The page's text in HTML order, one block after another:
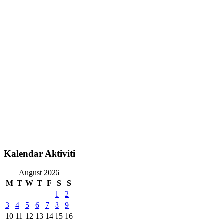
Kalendar Aktiviti
August 2026
M T W T F S
S
1
2
3
4 5 6 7 8
9
10 11 12 13 14 15 16